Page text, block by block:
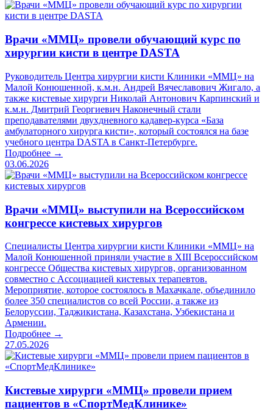
Врачи «ММЦ» провели обучающий курс по
хирургии кисти в центре DASTA
Руководитель Центра хирургии кисти Клиники «ММЦ» на
Малой Конюшенной, к.м.н. Андрей Вячеславович Жигало, а
также кистевые хирурги Николай Антонович Карпинский и
к.м.н. Дмитрий Георгиевич Наконечный стали
преподавателями двухдневного кадавер-курса «База
амбулаторного хирурга кисти», который состоялся на базе
учебного центра DASTA в Санкт-Петербурге.
Подробнее →
03.06.2026
Врачи «ММЦ» выступили на Всероссийском
конгрессе кистевых хирургов
Специалисты Центра хирургии кисти Клиники «ММЦ» на
Малой Конюшенной приняли участие в XIII Всероссийском
конгрессе Общества кистевых хирургов, организованном
совместно с Ассоциацией кистевых терапевтов.
Мероприятие, которое состоялось в Махачкале, объединило
более 350 специалистов со всей России, а также из
Белоруссии, Таджикистана, Казахстана, Узбекистана и
Армении.
Подробнее →
27.05.2026
Кистевые хирурги «ММЦ» провели прием
пациентов в «СпортМедКлинике»